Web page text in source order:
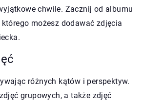
chwile. Zacznij od albumu
możesz dodawać zdjęcia
różnych kątów i perspektyw.
grupowych, a także zdjęć